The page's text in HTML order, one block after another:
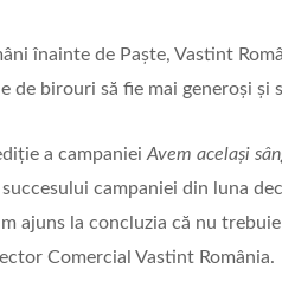
înainte de Paște, Vastint
birouri să fie mai generoși și
a campaniei Avem același
campaniei din luna
ajuns la concluzia că nu
Comercial Vastint România.